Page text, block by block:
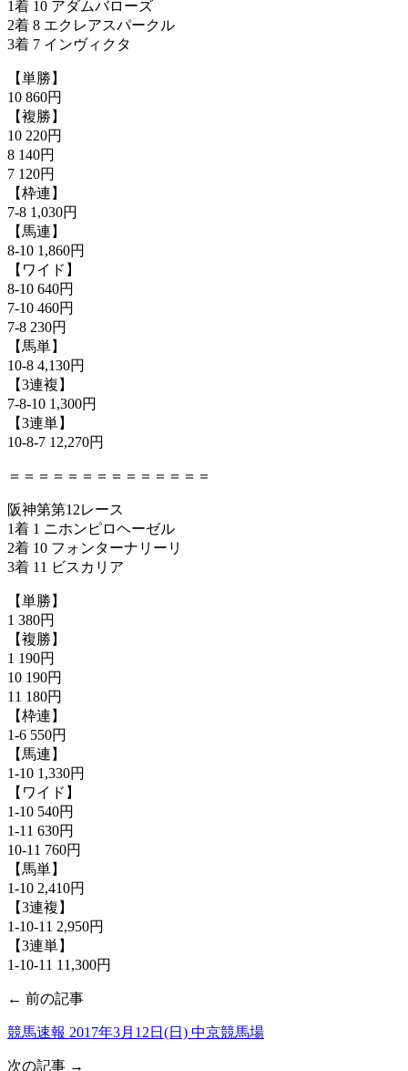
1着 10 アダムバローズ
2着 8 エクレアスパークル
3着 7 インヴィクタ
【単勝】
10 860円
【複勝】
10 220円
8 140円
7 120円
【枠連】
7-8 1,030円
【馬連】
8-10 1,860円
【ワイド】
8-10 640円
7-10 460円
7-8 230円
【馬単】
10-8 4,130円
【3連複】
7-8-10 1,300円
【3連単】
10-8-7 12,270円
＝＝＝＝＝＝＝＝＝＝＝＝＝＝
阪神第第12レース
1着 1 ニホンピロヘーゼル
2着 10 フォンターナリーリ
3着 11 ビスカリア
【単勝】
1 380円
【複勝】
1 190円
10 190円
11 180円
【枠連】
1-6 550円
【馬連】
1-10 1,330円
【ワイド】
1-10 540円
1-11 630円
10-11 760円
【馬単】
1-10 2,410円
【3連複】
1-10-11 2,950円
【3連単】
1-10-11 11,300円
← 前の記事
競馬速報 2017年3月12日(日) 中京競馬場
次の記事 →